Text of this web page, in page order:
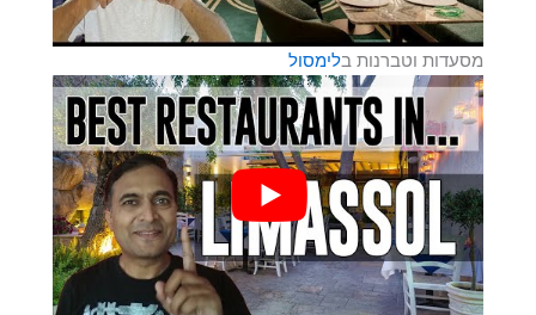
מסעדות וטברנות בלימסול